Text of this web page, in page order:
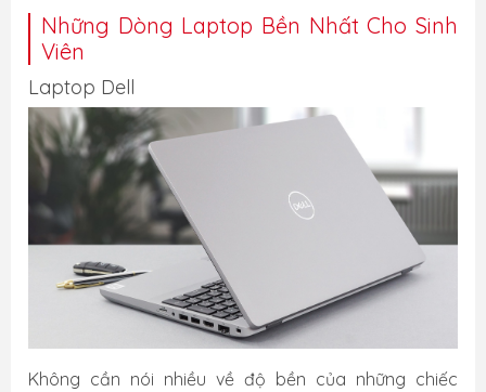
Những Dòng Laptop Bền Nhất Cho Sinh
Viên
Laptop Dell
Không cần nói nhiều về độ bền của những chiếc